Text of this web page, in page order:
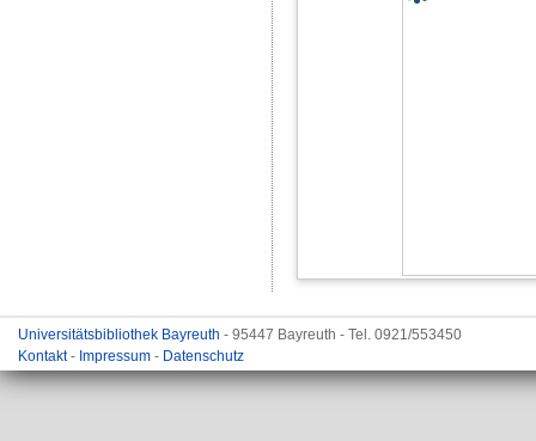
Universitätsbibliothek Bayreuth - 95447 Bayreuth - Tel. 0921/553450
Kontakt- Impressum - Datenschutz